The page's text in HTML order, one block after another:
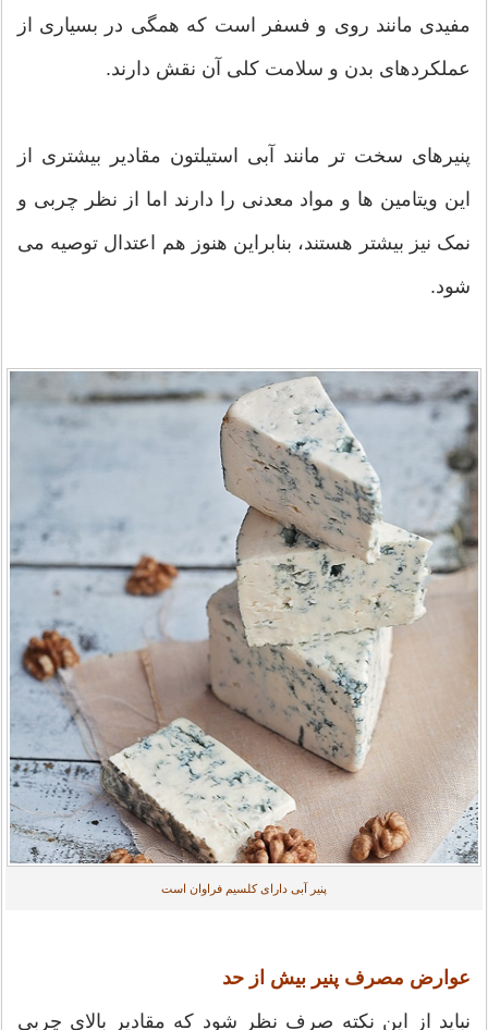
مفیدی مانند روی و فسفر است که همگی در بسیاری از
عملکردهای بدن و سلامت کلی آن نقش دارند.
پنیرهای سخت تر مانند آبی استیلتون مقادیر بیشتری از
این ویتامین ها و مواد معدنی را دارند اما از نظر چربی و
نمک نیز بیشتر هستند، بنابراین هنوز هم اعتدال توصیه می
شود.
پنیر آبی دارای کلسیم فراوان است
عوارض مصرف پنیر بیش از حد
نباید از این نکته صرف نظر شود که مقادیر بالای چربی